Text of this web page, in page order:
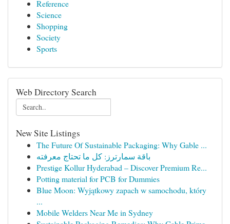
Reference
Science
Shopping
Society
Sports
Web Directory Search
New Site Listings
The Future Of Sustainable Packaging: Why Gable ...
باقة سمارترز: كل ما تحتاج معرفته
Prestige Kollur Hyderabad – Discover Premium Re...
Potting material for PCB for Dummies
Blue Moon: Wyjątkowy zapach w samochodu, który
...
Mobile Welders Near Me in Sydney